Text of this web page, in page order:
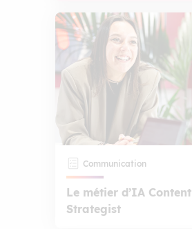
Communication
Le métier d’IA Content
Strategist